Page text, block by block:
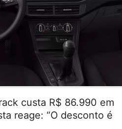
custa R$ 86.990 em
reage: “O desconto é